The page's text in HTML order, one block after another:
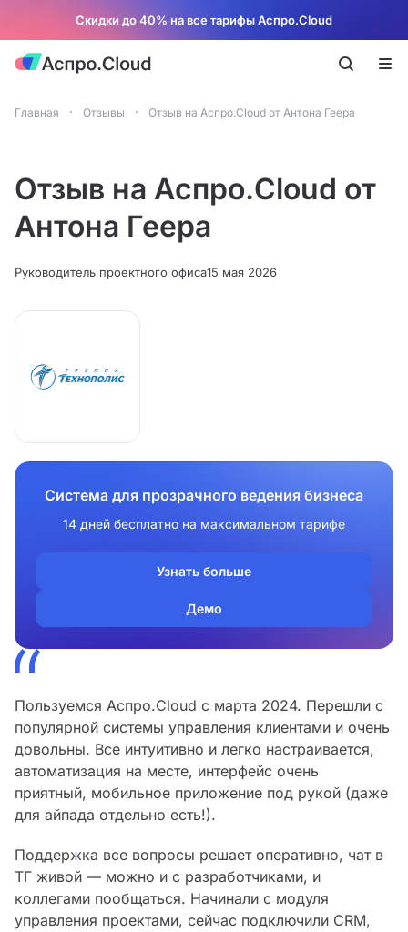
Скидки до 40% на все тарифы Аспро.Cloud
Главная Отзывы Отзыв на Аспро.Cloud от Антона Геера
Отзыв на Аспро.Cloud от
Антона Геера
Руководитель проектного офиса15 мая 2026
Пользуемся Аспро.Cloud с марта 2024. Перешли с
популярной системы управления клиентами и очень
довольны. Все интуитивно и легко настраивается,
автоматизация на месте, интерфейс очень
приятный, мобильное приложение под рукой (даже
для айпада отдельно есть!).
Поддержка все вопросы решает оперативно, чат в
ТГ живой — можно и с разработчиками, и
коллегами пообщаться. Начинали с модуля
управления проектами, сейчас подключили CRM,
Система для прозрачного ведения бизнеса
14 дней бесплатно на максимальном тарифе
Узнать больше
Демо